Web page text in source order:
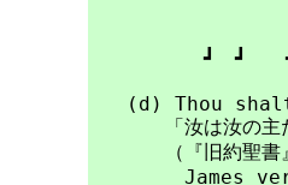
┛　┛　　┛　┛
(d) Thou shalt
「汝は汝の主たる
（『旧約聖書』
James